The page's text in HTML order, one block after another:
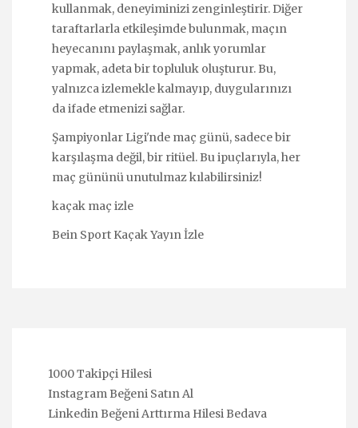
kullanmak, deneyiminizi zenginleştirir. Diğer
taraftarlarla etkileşimde bulunmak, maçın
heyecanını paylaşmak, anlık yorumlar
yapmak, adeta bir topluluk oluşturur. Bu,
yalnızca izlemekle kalmayıp, duygularınızı
da ifade etmenizi sağlar.
Şampiyonlar Ligi'nde maç günü, sadece bir
karşılaşma değil, bir ritüel. Bu ipuçlarıyla, her
maç gününü unutulmaz kılabilirsiniz!
kaçak maç izle
Bein Sport Kaçak Yayın İzle
1000 Takipçi Hilesi
Instagram Beğeni Satın Al
Linkedin Beğeni Arttırma Hilesi Bedava